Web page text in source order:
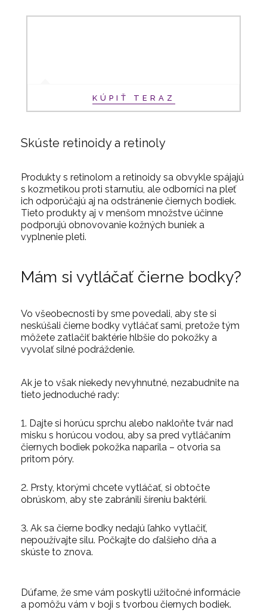
KÚPIŤ TERAZ
Skúste retinoidy a retinoly
Produkty s retinolom a retinoidy sa obvykle spájajú
s kozmetikou proti starnutiu, ale odborníci na pleť
ich odporúčajú aj na odstránenie čiernych bodiek.
Tieto produkty aj v menšom množstve účinne
podporujú obnovovanie kožných buniek a
vyplnenie pleti.
Mám si vytláčať čierne bodky?
Vo všeobecnosti by sme povedali, aby ste si
neskúšali čierne bodky vytláčať sami, pretože tým
môžete zatlačiť baktérie hlbšie do pokožky a
vyvolať silné podráždenie.
Ak je to však niekedy nevyhnutné, nezabudnite na
tieto jednoduché rady:
Dajte si horúcu sprchu alebo nakloňte tvár nad
misku s horúcou vodou, aby sa pred vytláčaním
čiernych bodiek pokožka naparila – otvoria sa
pritom póry.
Prsty, ktorými chcete vytláčať, si obtočte
obrúskom, aby ste zabránili šíreniu baktérií.
Ak sa čierne bodky nedajú ľahko vytlačiť,
nepoužívajte silu. Počkajte do ďalšieho dňa a
skúste to znova.
Dúfame, že sme vám poskytli užitočné informácie
a pomôžu vám v boji s tvorbou čiernych bodiek.